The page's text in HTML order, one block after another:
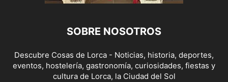
SOBRE NOSOTROS
Descubre Cosas de Lorca - Noticias, historia, deportes,
eventos, hostelería, gastronomía, curiosidades, fiestas y
cultura de Lorca, la Ciudad del Sol